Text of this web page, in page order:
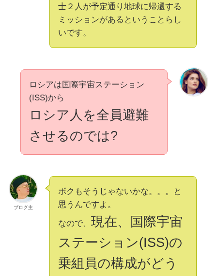
士２人が予定通り地球に帰還する
ミッションがあるということらし
いです。
ロシアは国際宇宙ステーション
(ISS)から
ロシア人を全員避難
させるのでは?
ブログ主
ボクもそうじゃないかな。。。と
思うんですよ。
なので、 現在、国際宇宙
ステーション(ISS)の
乗組員の構成がどう